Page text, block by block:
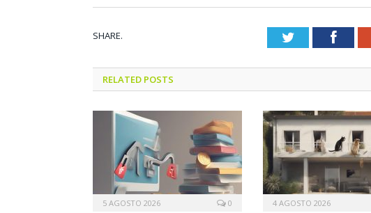
SHARE. Twitter
RELATED POSTS
5 AGOSTO 2026 0 4 AGOSTO 2026